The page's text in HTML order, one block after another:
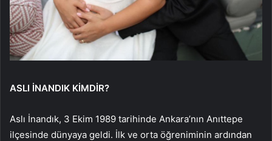
ASLI İNANDIK KİMDİR?
Aslı İnandık, 3 Ekim 1989 tarihinde Ankara’nın Anıttepe
ilçesinde dünyaya geldi. İlk ve orta öğreniminin ardından